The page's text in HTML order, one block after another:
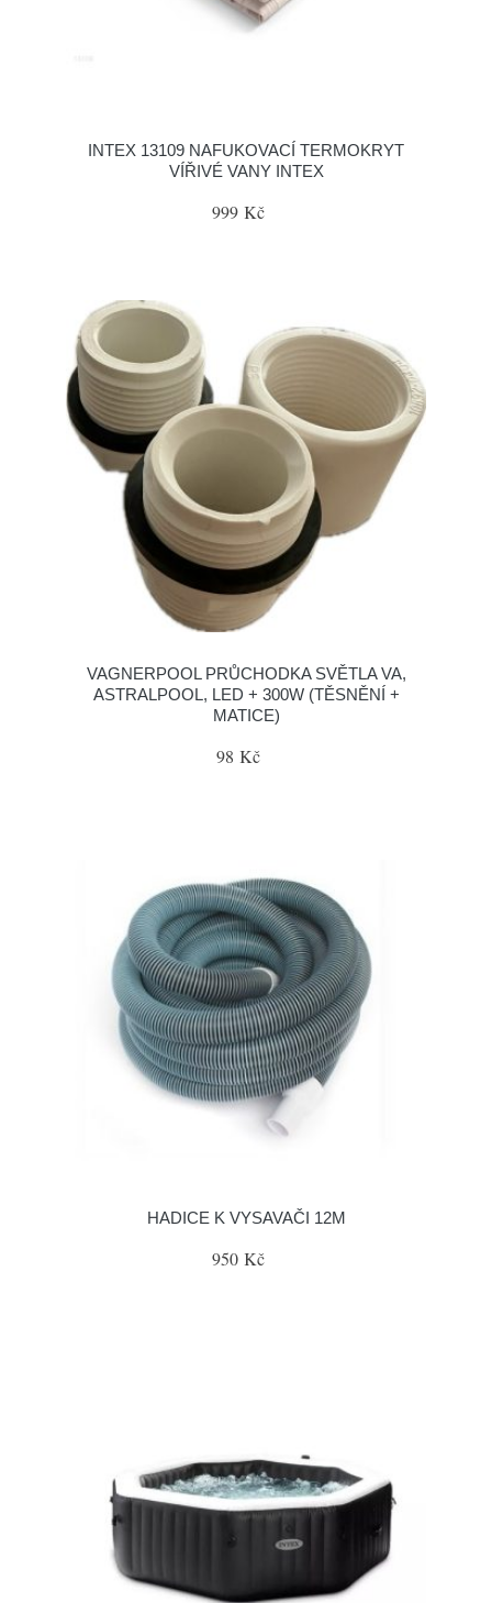
INTEX 13109 NAFUKOVACÍ TERMOKRYT
VÍŘIVÉ VANY INTEX
999 Kč
VAGNERPOOL PRŮCHODKA SVĚTLA VA,
ASTRALPOOL, LED + 300W (TĚSNĚNÍ +
MATICE)
98 Kč
HADICE K VYSAVAČI 12M
950 Kč